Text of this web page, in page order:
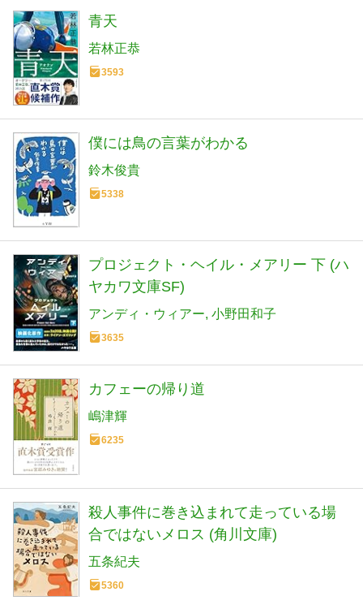
青天
若林正恭
3593
僕には鳥の言葉がわかる
鈴木俊貴
5338
プロジェクト・ヘイル・メアリー 下 (ハ
ヤカワ文庫SF)
アンディ・ウィアー 小野田和子
3635
カフェーの帰り道
嶋津輝
6235
殺人事件に巻き込まれて走っている場
合ではないメロス (角川文庫)
五条紀夫
5360